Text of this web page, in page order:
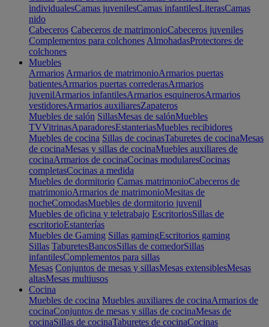
individualesCamas juvenilesCamas infantilesLiterasCamas
nido
Cabeceros Cabeceros de matrimonioCabeceros juveniles
Complementos para colchones AlmohadasProtectores de
colchones
Muebles
Armarios Armarios de matrimonioArmarios puertas
batientesArmarios puertas correderasArmarios
juvenilArmarios infantilesArmarios esquinerosArmarios
vestidoresArmarios auxiliaresZapateros
Muebles de salón SillasMesas de salónMuebles
TVVitrinasAparadoresEstanteriasMuebles recibidores
Muebles de cocina Sillas de cocinasTaburetes de cocinaMesas
de cocinaMesas y sillas de cocinaMuebles auxiliares de
cocinaArmarios de cocinaCocinas modularesCocinas
completasCocinas a medida
Muebles de dormitorio Camas matrimonioCabeceros de
matrimonioArmarios de matrimonioMesitas de
nocheComodasMuebles de dormitorio juvenil
Muebles de oficina y teletrabajo EscritoriosSillas de
escritorioEstanterías
Muebles de Gaming Sillas gamingEscritorios gaming
Sillas TaburetesBancosSillas de comedorSillas
infantilesComplementos para sillas
Mesas Conjuntos de mesas y sillasMesas extensiblesMesas
altasMesas multiusos
Cocina
Muebles de cocina Muebles auxiliares de cocinaArmarios de
cocinaConjuntos de mesas y sillas de cocinaMesas de
cocinaSillas de cocinaTaburetes de cocinaCocinas